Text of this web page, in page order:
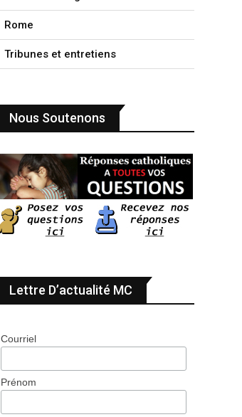
Rome
Tribunes et entretiens
Nous Soutenons
Lettre D’actualité MC
Courriel
Prénom